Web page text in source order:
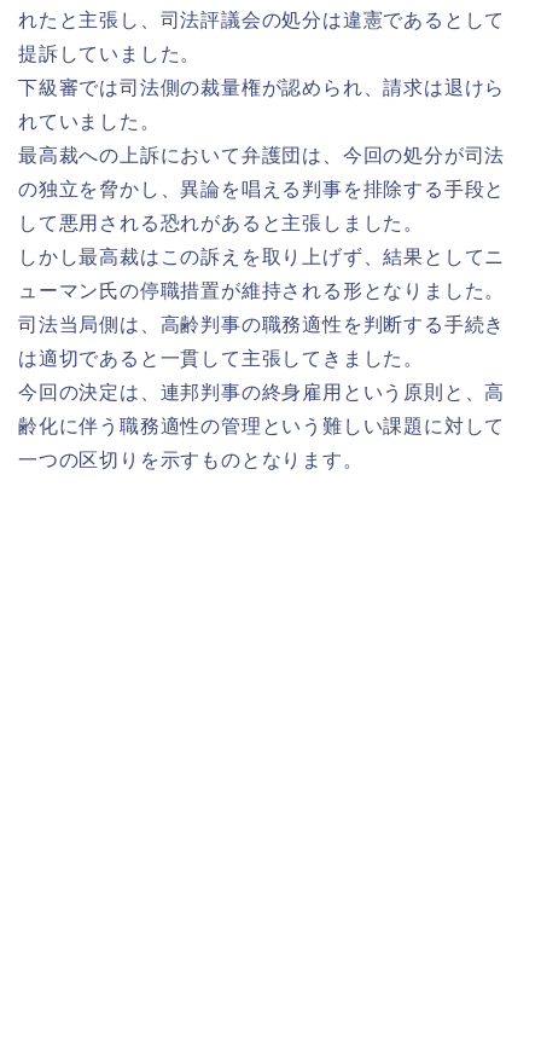
れたと主張し、司法評議会の処分は違憲であるとして
提訴していました。
下級審では司法側の裁量権が認められ、請求は退けら
れていました。
最高裁への上訴において弁護団は、今回の処分が司法
の独立を脅かし、異論を唱える判事を排除する手段と
して悪用される恐れがあると主張しました。
しかし最高裁はこの訴えを取り上げず、結果としてニ
ューマン氏の停職措置が維持される形となりました。
司法当局側は、高齢判事の職務適性を判断する手続き
は適切であると一貫して主張してきました。
今回の決定は、連邦判事の終身雇用という原則と、高
齢化に伴う職務適性の管理という難しい課題に対して
一つの区切りを示すものとなります。